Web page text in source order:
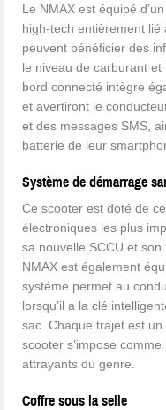
Le NMAX est équipé
high-tech entièrement lié
peuvent bénéficier des
le niveau de carburant
bord connecté intègre
et avertiront le
et des messages SMS,
batterie de leur
Système de démarrage
Ce scooter est doté de
électroniques les plus
sa nouvelle SCCU et
NMAX est également
système permet au
lorsqu’il a la clé
sac. Chaque trajet est
scooter s’impose
attrayants du genre.
Coffre sous la selle